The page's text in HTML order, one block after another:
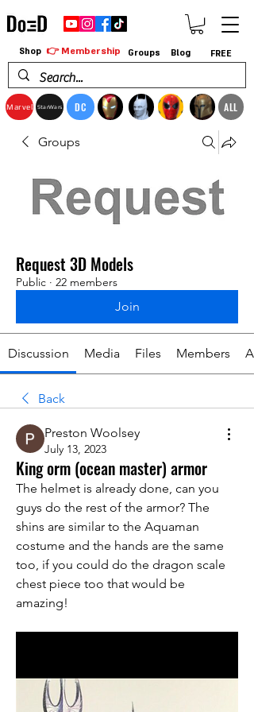
Marvel StarWars DC ALL
Shop 👉 Membership Groups Blog FREE
Groups
Request 3D Models
Public · 22 members
Join
Discussion Media Files Members
Back
Preston Woolsey
July 13, 2023
King orm (ocean master) armor
The helmet is already done, can you
guys do the rest of the armor? The
shins are similar to the Aquaman
costume and the hands are the same
too, if you could do the dragon scale
chest piece too that would be
amazing!